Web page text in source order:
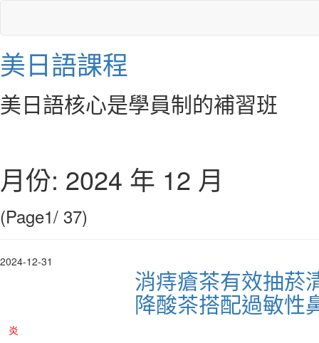
美日語課程
美日語核心是學員制的補習班
月份: 2024 年 12 月
(Page1/ 37)
2024-12-31
消痔瘡茶有效抽菸
降酸茶搭配過敏性
炎